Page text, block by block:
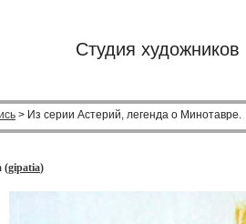
Студия художников
> Из серии Астерий, легенда о Минотавре.
(gipatia)